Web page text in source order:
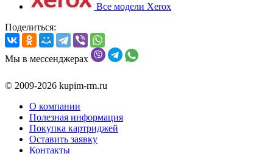
Все модели Xerox
Поделиться:
Мы в мессенджерах
© 2009-2026 kupim-rm.ru
О компании
Полезная информация
Покупка картриджей
Оставить заявку
Контакты